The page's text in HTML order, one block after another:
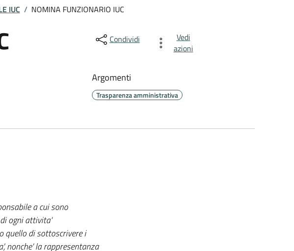
IUC / NOMINA FUNZIONARIO IUC
Condividi
Vedi
azioni
Argomenti
Trasparenza amministrativa
a cui sono
ogni attivita'
quello di sottoscrivere i
nonche' la rappresentanza